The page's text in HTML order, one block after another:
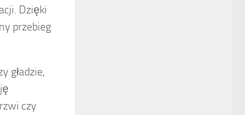
Dzięki
przebieg
gładzie,
czy